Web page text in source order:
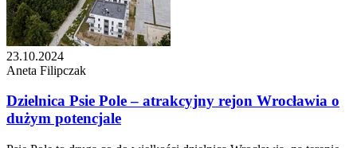
23.10.2024
Aneta Filipczak
Dzielnica Psie Pole – atrakcyjny rejon Wrocławia o
dużym potencjale